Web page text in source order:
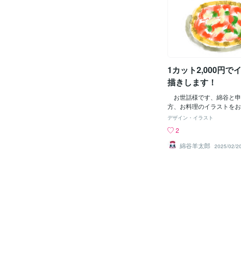
置。お客様が迷わず直感
う、見やすい構成と余白
しました。3. 素材や特徴
報をプラスたとえば「豆
元の豆乳を使用している
説明文で補足。オリジナ
ます。4. キューバサンド
でアピール炭酸飲料やエス
など、「キューバサンドと
ン！」というポイントも
し、セット注文を後押し
リンクメニューのデザイ
ール。"「注文しやすい」
い」「写真がなくても味
――そんなメニューをご
1カット2,000円で
描きします！
お世話様です、綿谷と
方、お料理のイラストを
す！ パソコンで描いた、
致します！ サンプルをア
だきますので、もしお気
ら、ご注文をよろしくお
デザイン・イラスト
2
綿谷羊太郎
2025/02/20